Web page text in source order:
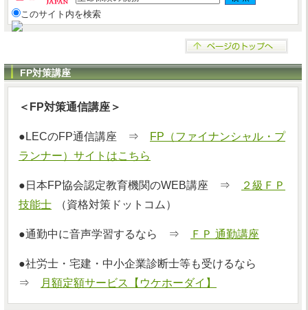
このサイト内を検索
FP対策講座
＜FP対策通信講座＞
●LECのFP通信講座 ⇒
FP（ファイナンシャル・プ
ランナー）サイトはこちら
●日本FP協会認定教育機関のWEB講座 ⇒
２級ＦＰ
技能士
（資格対策ドットコム）
●通勤中に音声学習するなら ⇒ ＦＰ 通勤講座
●社労士・宅建・中小企業診断士等も受けるなら
⇒
月額定額サービス【ウケホーダイ】